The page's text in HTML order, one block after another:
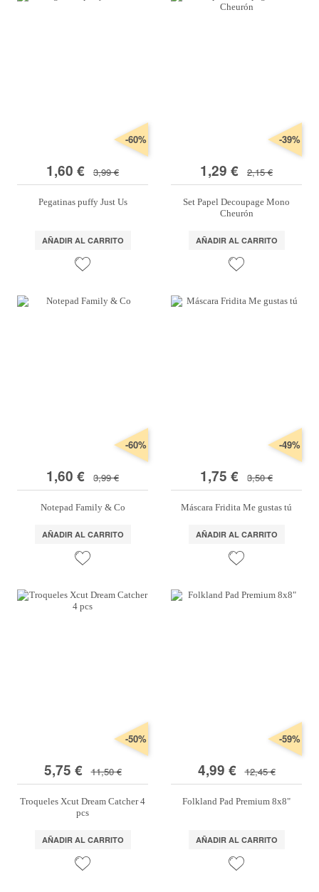
1,60 € 3,99 €
-60%
Pegatinas puffy Just Us
AÑADIR AL CARRITO
1,29 € 2,15 €
-39%
Set Papel Decoupage Mono
Cheurón
AÑADIR AL CARRITO
1,60 € 3,99 €
-60%
Notepad Family & Co
AÑADIR AL CARRITO
1,75 € 3,50 €
-49%
Máscara Fridita Me gustas tú
AÑADIR AL CARRITO
5,75 € 11,50 €
-50%
Troqueles Xcut Dream Catcher 4
pcs
AÑADIR AL CARRITO
4,99 € 12,45 €
-59%
Folkland Pad Premium 8x8"
AÑADIR AL CARRITO